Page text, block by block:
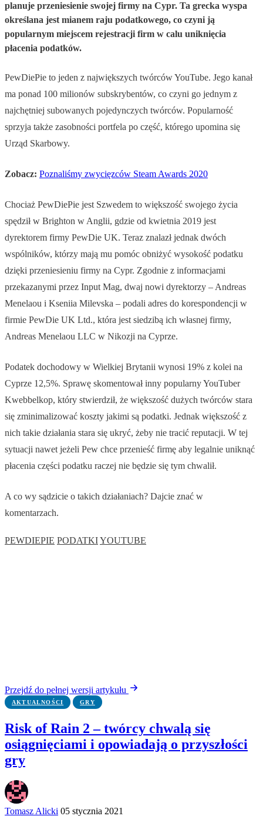
planuje przeniesienie swojej firmy na Cypr. Ta grecka wyspa
określana jest mianem raju podatkowego, co czyni ją
popularnym miejscem rejestracji firm w calu uniknięcia
płacenia podatków.
PewDiePie to jeden z największych twórców YouTube. Jego kanał
ma ponad 100 milionów subskrybentów, co czyni go jednym z
najchętniej subowanych pojedynczych twórców. Popularność
sprzyja także zasobności portfela po część, którego upomina się
Urząd Skarbowy.
Zobacz: Poznaliśmy zwycięzców Steam Awards 2020
Chociaż PewDiePie jest Szwedem to większość swojego życia
spędził w Brighton w Anglii, gdzie od kwietnia 2019 jest
dyrektorem firmy PewDie UK. Teraz znalazł jednak dwóch
wspólników, którzy mają mu pomóc obniżyć wysokość podatku
dzięki przeniesieniu firmy na Cypr. Zgodnie z informacjami
przekazanymi przez Input Mag, dwaj nowi dyrektorzy – Andreas
Menelaou i Kseniia Milevska – podali adres do korespondencji w
firmie PewDie UK Ltd., która jest siedzibą ich własnej firmy,
Andreas Menelaou LLC w Nikozji na Cyprze.
Podatek dochodowy w Wielkiej Brytanii wynosi 19% z kolei na
Cyprze 12,5%. Sprawę skomentował inny popularny YouTuber
Kwebbelkop, który stwierdził, że większość dużych twórców stara
się zminimalizować koszty jakimi są podatki. Jednak większość z
nich takie działania stara się ukryć, żeby nie tracić reputacji. W tej
sytuacji nawet jeżeli Pew chce przenieść firmę aby legalnie uniknąć
płacenia części podatku raczej nie będzie się tym chwalił.
A co wy sądzicie o takich działaniach? Dajcie znać w
komentarzach.
PEWDIEPIE PODATKIYOUTUBE
Przejdź do pełnej wersji artykułu
AKTUALNOŚCI GRY
Risk of Rain 2 – twórcy chwalą się
osiągnięciami i opowiadają o przyszłości
gry
Tomasz Alicki 05 stycznia 2021